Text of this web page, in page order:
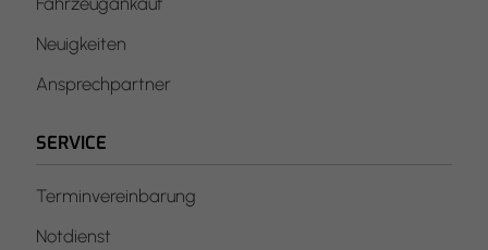
Neuigkeiten
Ansprechpartner
SERVICE
Terminvereinbarung
Notdienst